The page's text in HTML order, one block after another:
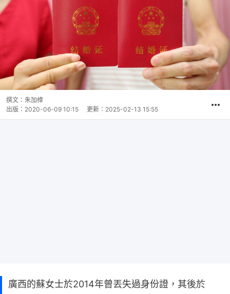
撰文： 朱加樟
出版： 2020-06-09 10:15 更新： 2025-02-13 15:55
廣西的蘇女士於2014年曾丟失過身份證，其後於